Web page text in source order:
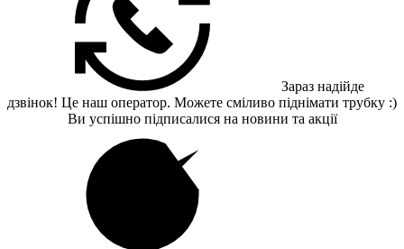
Зараз надійде
дзвінок! Це наш оператор. Можете сміливо піднімати трубку :)
Ви успішно підписалися на новини та акції